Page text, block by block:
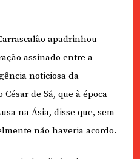
apadrinhou
assinado entre a
noticiosa da
de Sá, que à época
na Ásia, disse que, sem
não haveria acordo.